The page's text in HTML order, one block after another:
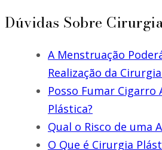
Dúvidas Sobre
A Menstruação
Realização da
Posso Fumar Cigarro
Plástica?
Qual o Risco de uma
O Que é Cirurgia